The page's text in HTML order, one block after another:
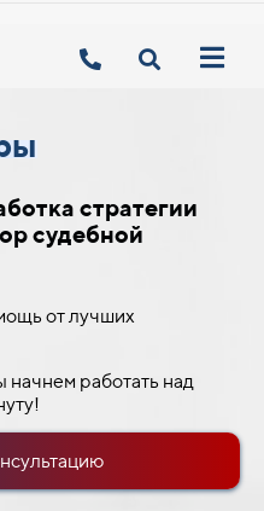
стратегии
судебной
от лучших
начнем работать над